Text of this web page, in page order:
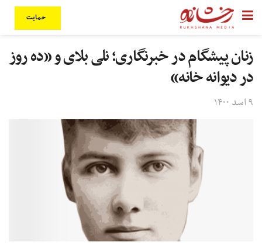
حمایت
زنان پیشگام در خبرنگاری؛ نلی بلای و «ده روز
در ديوانه خانه»
۹ اسد ۱۴۰۰